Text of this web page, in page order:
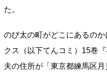
た。
のび太の町がどこにあるの
クス（以下てんコミ）15巻
夫の住所が「東京都練馬区